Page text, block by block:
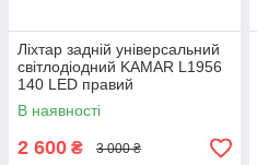
Ліхтар задній універсальний
світлодіодний KAMAR L1956
140 LED правий
В наявності
2 600 ₴ 3 000 ₴